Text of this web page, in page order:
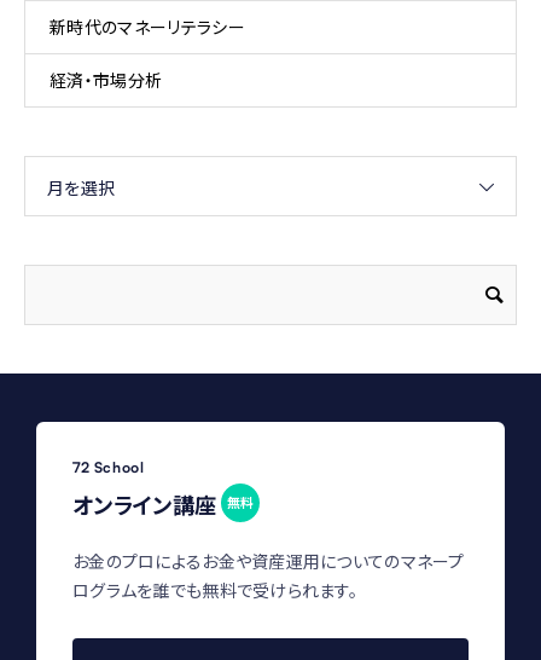
新時代のマネーリテラシー
経済・市場分析
月を選択
72 School
オンライン講座 無料
お金のプロによるお金や資産運用についてのマネープ
ログラムを誰でも無料で受けられます。